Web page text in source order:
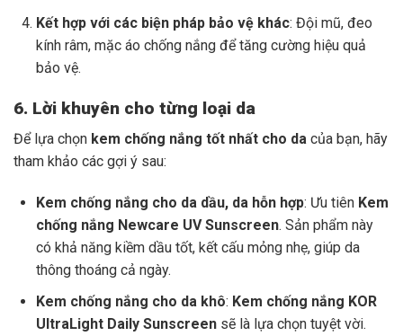
Kết hợp với các biện pháp bảo vệ khác: Đội mũ, đeo
kính râm, mặc áo chống nắng để tăng cường hiệu quả
bảo vệ.
6. Lời khuyên cho từng loại da
Để lựa chọn kem chống nắng tốt nhất cho da của bạn, hãy
tham khảo các gợi ý sau:
Kem chống nắng cho da dầu, da hỗn hợp: Ưu tiên Kem
chống nắng Newcare UV Sunscreen. Sản phẩm này
có khả năng kiềm dầu tốt, kết cấu mỏng nhẹ, giúp da
thông thoáng cả ngày.
Kem chống nắng cho da khô: Kem chống nắng KOR
UltraLight Daily Sunscreen sẽ là lựa chọn tuyệt vời.